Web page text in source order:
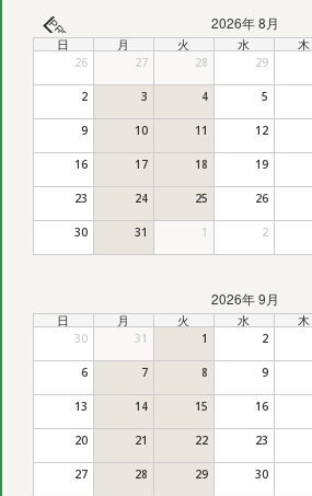
PREV 2026年 8月
日 月 火 水 木
26 27 28 29
2 3 4 5
9 10 11 12
16 17 18 19
23 24 25 26
30 31 1 2
2026年 9月
日 月 火 水 木
30 31 1 2
6 7 8 9
13 14 15 16
20 21 22 23
27 28 29 30